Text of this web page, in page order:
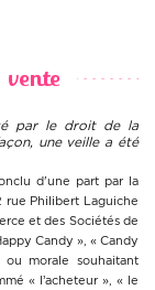
par le droit de la
une veille a été
d'une part par la
rue Philibert Laguiche
et des Sociétés de
Candy », « Candy
morale souhaitant
« l’acheteur », « le